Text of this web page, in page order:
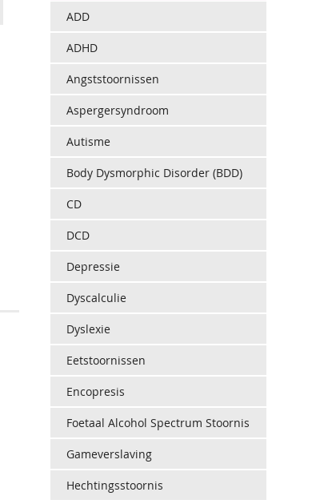
ADD
ADHD
Angststoornissen
Aspergersyndroom
Autisme
Body Dysmorphic Disorder (BDD)
CD
DCD
Depressie
Dyscalculie
Dyslexie
Eetstoornissen
Encopresis
Foetaal Alcohol Spectrum Stoornis
Gameverslaving
Hechtingsstoornis